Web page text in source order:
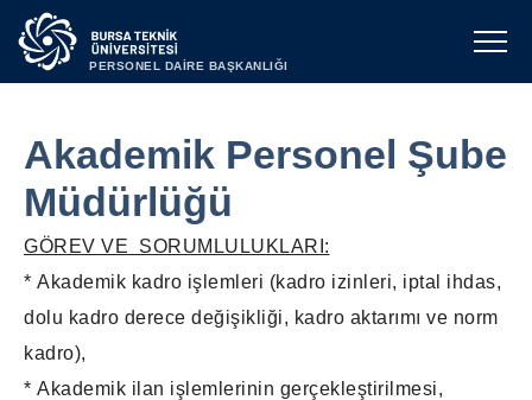
PERSONEL DAİRE BAŞKANLIĞI
Akademik Personel Şube
Müdürlüğü
GÖREV VE SORUMLULUKLARI:
* Akademik kadro işlemleri (kadro izinleri, iptal ihdas,
dolu kadro derece değişikliği, kadro aktarımı ve norm
kadro),
* Akademik ilan işlemlerinin gerçekleştirilmesi,